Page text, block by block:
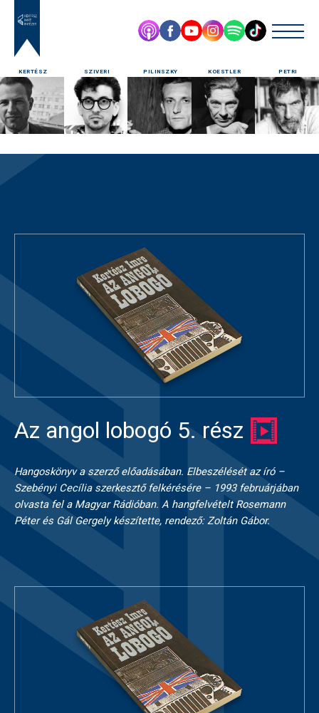
KERTÉSZ SZIVERI PILINSZKY KOESTLER PETRI
Az angol lobogó 5. rész
Hangoskönyv a szerző előadásában. Elbeszélését az író –
Szebényi Cecília szerkesztő felkérésére – 1993 februárjában
olvasta fel a Magyar Rádióban. A hangfelvételt Rosemann
Péter és Gál Gergely készítette, rendező: Zoltán Gábor.